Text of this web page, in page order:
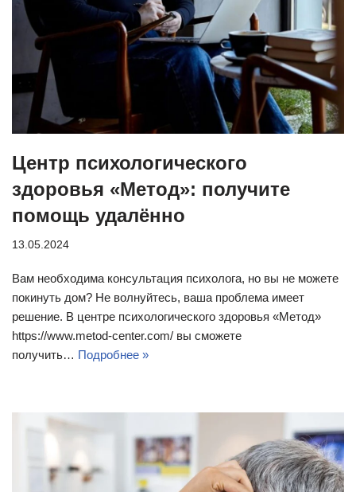
Центр психологического
здоровья «Метод»: получите
помощь удалённо
13.05.2024
Вам необходима консультация психолога, но вы не можете
покинуть дом? Не волнуйтесь, ваша проблема имеет
решение. В центре психологического здоровья «Метод»
https://www.metod-center.com/ вы сможете
получить… Подробнее »